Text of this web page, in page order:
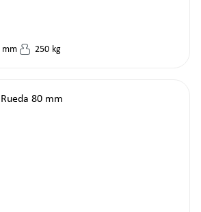
mm 250 kg